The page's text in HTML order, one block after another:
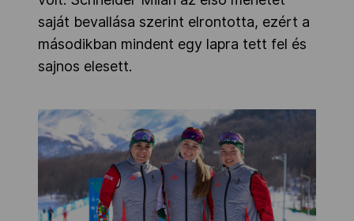
saját bevallása szerint elrontotta, ezért a
másodikban mindent egy lapra tett fel és
sajnos elesett.